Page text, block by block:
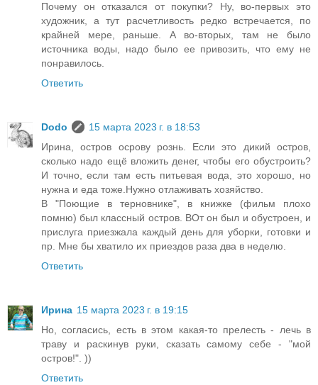
Почему он отказался от покупки? Ну, во-первых это
художник, а тут расчетливость редко встречается, по
крайней мере, раньше. А во-вторых, там не было
источника воды, надо было ее привозить, что ему не
понравилось.
Ответить
Dodo
15 марта 2023 г. в 18:53
Ирина, остров осрову рознь. Если это дикий остров,
сколько надо ещё вложить денег, чтобы его обустроить?
И точно, если там есть питьевая вода, это хорошо, но
нужна и еда тоже.Нужно отлаживать хозяйство.
В "Поющие в терновнике", в книжке (фильм плохо
помню) был классный остров. ВОт он был и обустроен, и
прислуга приезжала каждый день для уборки, готовки и
пр. Мне бы хватило их приездов раза два в неделю.
Ответить
Ирина 15 марта 2023 г. в 19:15
Но, согласись, есть в этом какая-то прелесть - лечь в
траву и раскинув руки, сказать самому себе - "мой
остров!". ))
Ответить